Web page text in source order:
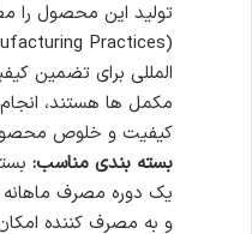
المللی برای تضمین
مکمل ها هستند،
کیفیت و خلوص
بسته بندی مناسب:
یک دوره مصرف
و به مصرف کننده